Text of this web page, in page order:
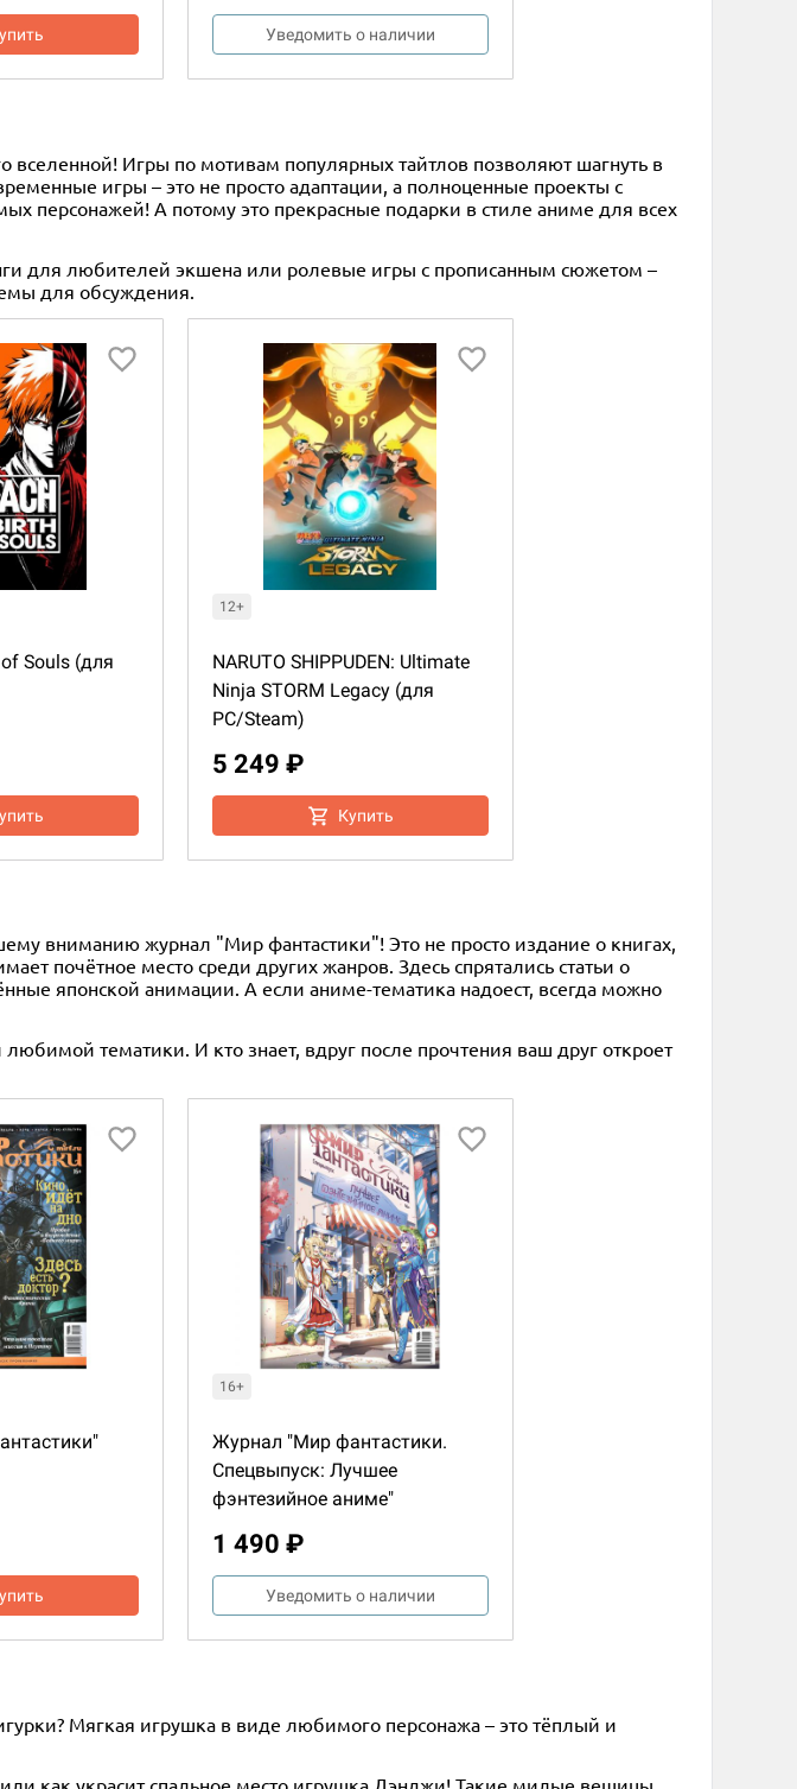
Уведомить о наличии
вселенной! Игры по мотивам популярных тайтлов позволяют шагнуть в
игры – это не просто адаптации, а полноценные проекты с
персонажей! А потому это прекрасные подарки в стиле аниме для всех
для любителей экшена или ролевые игры с прописанным сюжетом –
для обсуждения.
Souls (для
12+
NARUTO SHIPPUDEN: Ultimate
Ninja STORM Legacy (для
PC/Steam)
5 249 ₽
Купить
вниманию журнал "Мир фантастики"! Это не просто издание о книгах,
почётное место среди других жанров. Здесь спрятались статьи о
японской анимации. А если аниме-тематика надоест, всегда можно
тематики. И кто знает, вдруг после прочтения ваш друг откроет
16+
Журнал "Мир фантастики.
Спецвыпуск: Лучшее
фэнтезийное аниме"
1 490 ₽
Уведомить о наличии
Мягкая игрушка в виде любимого персонажа – это тёплый и
как украсит спальное место игрушка Дэнджи! Такие милые вещицы